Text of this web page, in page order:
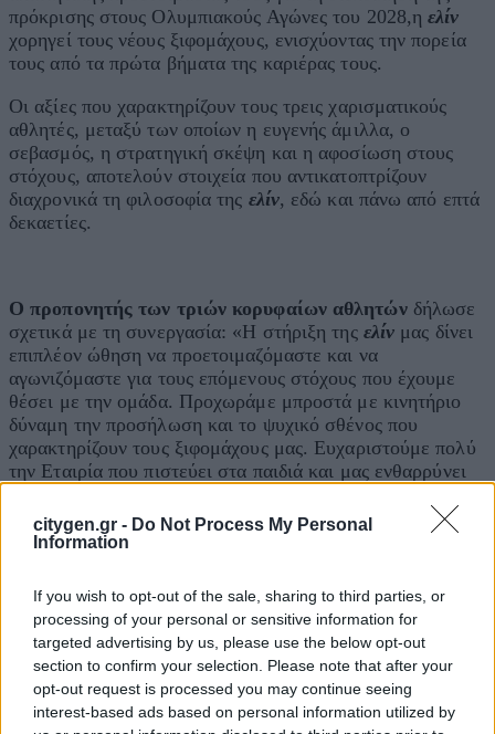
citygen.gr - Do Not Process My Personal
Information
If you wish to opt-out of the sale, sharing to third parties, or
processing of your personal or sensitive information for
targeted advertising by us, please use the below opt-out
section to confirm your selection. Please note that after your
opt-out request is processed you may continue seeing
interest-based ads based on personal information utilized by
πρόκρισης στους Ολυμπιακούς Αγώνες του 2028,ηελίν
χορηγεί τους νέους ξιφομάχους, ενισχύοντας την πορεία
τους από τα πρώτα βήματα της καριέρας τους.
Οι αξίες που χαρακτηρίζουν τους τρεις χαρισματικούς
αθλητές, μεταξύ των οποίων η ευγενής άμιλλα, ο
σεβασμός, η στρατηγική σκέψη και η αφοσίωση στους
στόχους, αποτελούν στοιχεία που αντικατοπτρίζουν
διαχρονικά τη φιλοσοφία της ελίν, εδώ και πάνω από επτά
δεκαετίες.
Ο προπονητής των τριών κορυφαίων αθλητώνδήλωσε
σχετικά με τη συνεργασία: «Η στήριξη της ελίν μας δίνει
επιπλέον ώθηση να προετοιμαζόμαστε και να
αγωνιζόμαστε για τους επόμενους στόχους που έχουμε
θέσει με την ομάδα. Προχωράμε μπροστά με κινητήριο
δύναμη την προσήλωση και το ψυχικό σθένος που
χαρακτηρίζουν τους ξιφομάχους μας. Ευχαριστούμε πολύ
την Εταιρία που πιστεύει στα παιδιά και μας ενθαρρύνει
υπεύθυνη Βιώσιμης Ανάπτυξης και Εταιρικής
στοχοπροσήλωσης και της συνεχούς προσπάθειας. Γι’
αυτό και είμαστε ιδιαίτερα υπερήφανοι που στηρίζουμε
τρεις αθλητές που ενσαρκώνουν αυτές τις αξίες, ήδη από
τα πρώτα βήματα της αθλητικής τους πορείας. Μιας
πορείας που μας εμπνέει και που μας θυμίζει ότι όπως
στη ξιφασκία, έτσι και στη ζωή, μόνο μέσα από μικρές ή